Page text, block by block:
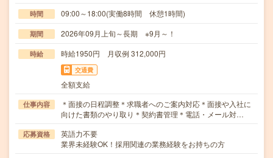
時間 09:00～18:00(実働8時間 休憩1時間)
期間 2026年09月上旬～長期 ※9月～！
時給 時給1950円 月収例 312,000円
交通費
全額支給
仕事内容
＊面接の日程調整＊求職者へのご案内対応＊面接や入社に
向けた書類のやり取り＊契約書管理＊電話・メール対…
応募資格
英語力不要
業界未経験OK！採用関連の業務経験をお持ちの方